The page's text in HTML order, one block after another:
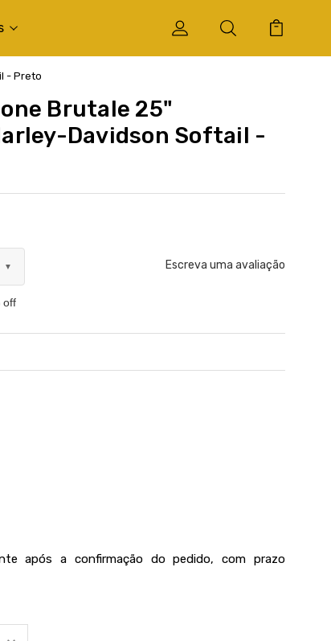
- Preto
Brutale 25"
Davidson Softail -
▼
off
Escreva uma avaliação
após a confirmação do pedido, com prazo